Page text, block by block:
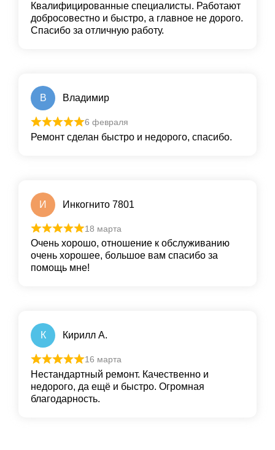
Квалифицированные специалисты. Работают
добросовестно и быстро, а главное не дорого.
Спасибо за отличную работу.
В Владимир
6 февраля
Ремонт сделан быстро и недорого, спасибо.
И Инкогнито 7801
18 марта
Очень хорошо, отношение к обслуживанию
очень хорошее, большое вам спасибо за
помощь мне!
К Кирилл А.
16 марта
Нестандартный ремонт. Качественно и
недорого, да ещё и быстро. Огромная
благодарность.